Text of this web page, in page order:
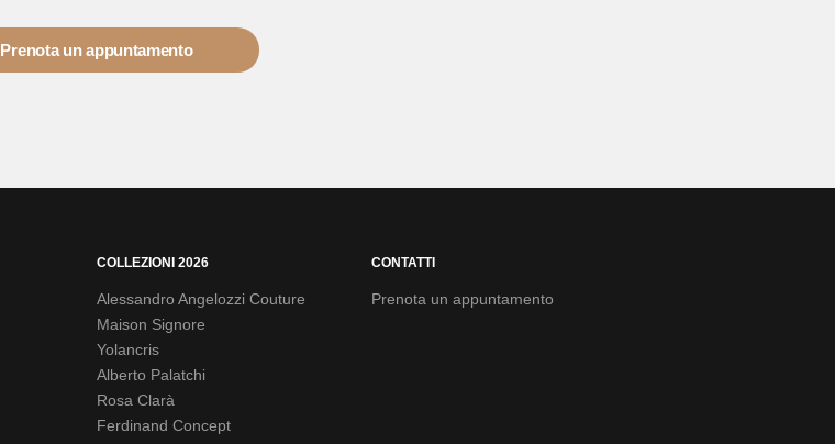
Prenota un appuntamento
COLLEZIONI 2026
Alessandro Angelozzi Couture
Maison Signore
Yolancris
Alberto Palatchi
Rosa Clarà
Ferdinand Concept
CONTATTI
Prenota un appuntamento